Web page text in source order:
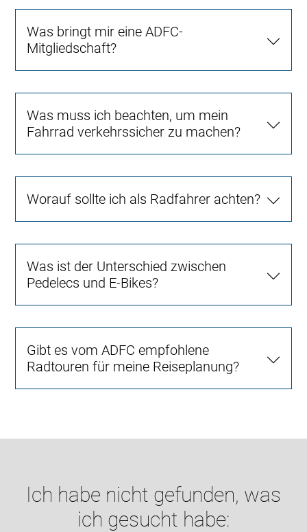
Was bringt mir eine ADFC-
Mitgliedschaft?
Was muss ich beachten, um mein
Fahrrad verkehrssicher zu machen?
Worauf sollte ich als Radfahrer achten?
Was ist der Unterschied zwischen
Pedelecs und E-Bikes?
Gibt es vom ADFC empfohlene
Radtouren für meine Reiseplanung?
Ich habe nicht gefunden, was
ich gesucht habe: